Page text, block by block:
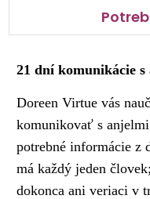
21 dní komunikácie
Doreen Virtue vás
komunikovať s
potrebné informácie z
má každý jeden
dokonca ani veriaci v